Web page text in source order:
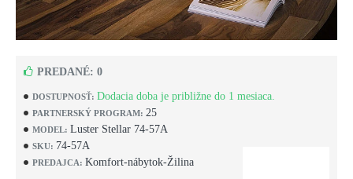
DOSTUPNOSŤ: Dodacia doba je približne do 1 mesiaca.
PARTNERSKÝ PROGRAM: 25
MODEL: Luster Stellar 74-57A
SKU: 74-57A
PREDAJCA: Komfort-nábytok-Žilina
PREDANÉ: 0